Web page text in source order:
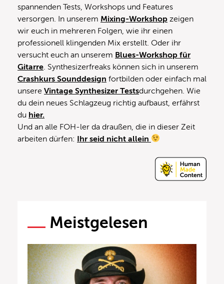
spannenden Tests, Workshops und Features
versorgen. In unserem Mixing-Workshop zeigen
wir euch in mehreren Folgen, wie ihr einen
professionell klingenden Mix erstellt. Oder ihr
versucht euch an unserem Blues-Workshop für
Gitarre. Synthesizerfreaks können sich in unserem
Crashkurs Sounddesign fortbilden oder einfach mal
unsere Vintage Synthesizer Testsdurchgehen. Wie
du dein neues Schlagzeug richtig aufbaust, erfährst
du hier.
Und an alle FOH-ler da draußen, die in dieser Zeit
arbeiten dürfen: Ihr seid nicht allein
Meistgelesen